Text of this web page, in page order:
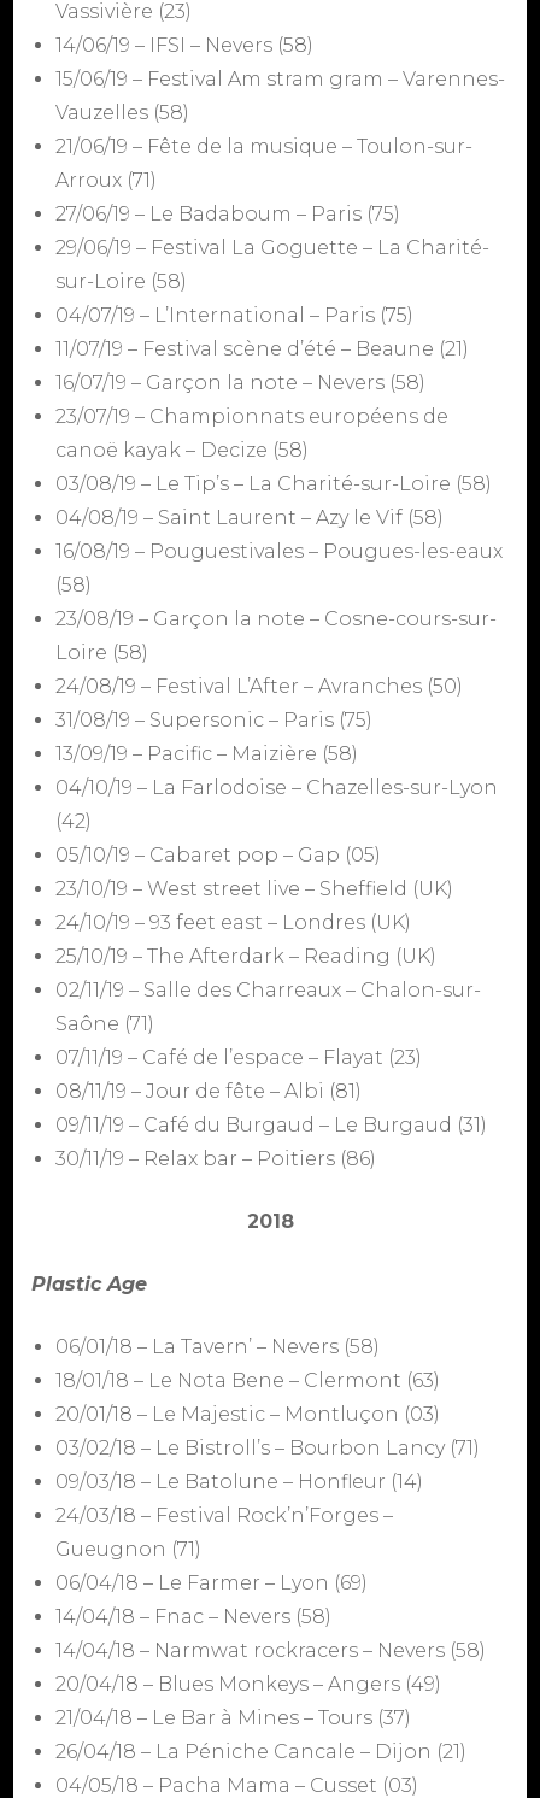
Vassivière (23)
14/06/19 – IFSI – Nevers (58)
15/06/19 – Festival Am stram gram – Varennes-
Vauzelles (58)
21/06/19 – Fête de la musique – Toulon-sur-
Arroux (71)
27/06/19 – Le Badaboum – Paris (75)
29/06/19 – Festival La Goguette – La Charité-
sur-Loire (58)
04/07/19 – L’International – Paris (75)
11/07/19 – Festival scène d’été – Beaune (21)
16/07/19 – Garçon la note – Nevers (58)
23/07/19 – Championnats européens de
canoë kayak – Decize (58)
03/08/19 – Le Tip’s – La Charité-sur-Loire (58)
04/08/19 – Saint Laurent – Azy le Vif (58)
16/08/19 – Pouguestivales – Pougues-les-eaux
(58)
23/08/19 – Garçon la note – Cosne-cours-sur-
Loire (58)
24/08/19 – Festival L’After – Avranches (50)
31/08/19 – Supersonic – Paris (75)
13/09/19 – Pacific – Maizière (58)
04/10/19 – La Farlodoise – Chazelles-sur-Lyon
(42)
05/10/19 – Cabaret pop – Gap (05)
23/10/19 – West street live – Sheffield (UK)
24/10/19 – 93 feet east – Londres (UK)
25/10/19 – The Afterdark – Reading (UK)
02/11/19 – Salle des Charreaux – Chalon-sur-
Saône (71)
07/11/19 – Café de l’espace – Flayat (23)
08/11/19 – Jour de fête – Albi (81)
09/11/19 – Café du Burgaud – Le Burgaud (31)
30/11/19 – Relax bar – Poitiers (86)
2018
Plastic Age
06/01/18 – La Tavern’ – Nevers (58)
18/01/18 – Le Nota Bene – Clermont (63)
20/01/18 – Le Majestic – Montluçon (03)
03/02/18 – Le Bistroll’s – Bourbon Lancy (71)
09/03/18 – Le Batolune – Honfleur (14)
24/03/18 – Festival Rock’n’Forges –
Gueugnon (71)
06/04/18 – Le Farmer – Lyon (69)
14/04/18 – Fnac – Nevers (58)
14/04/18 – Narmwat rockracers – Nevers (58)
20/04/18 – Blues Monkeys – Angers (49)
21/04/18 – Le Bar à Mines – Tours (37)
26/04/18 – La Péniche Cancale – Dijon (21)
04/05/18 – Pacha Mama – Cusset (03)